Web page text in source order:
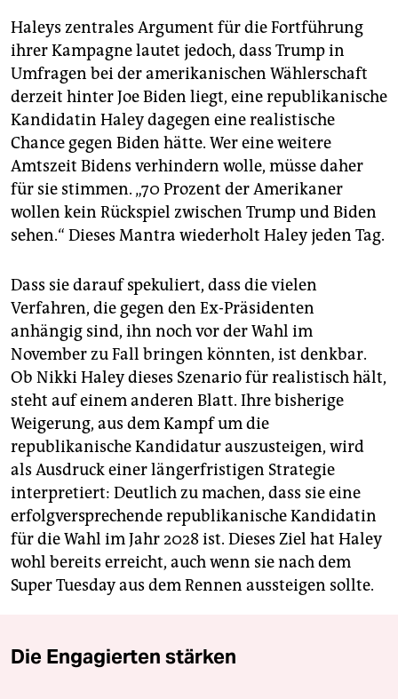
Haleys zentrales Argument für die Fortführung
ihrer Kampagne lautet jedoch, dass Trump in
Umfragen bei der amerikanischen Wählerschaft
derzeit hinter Joe Biden liegt, eine republikanische
Kandidatin Haley dagegen eine realistische
Chance gegen Biden hätte. Wer eine weitere
Amtszeit Bidens verhindern wolle, müsse daher
für sie stimmen. „70 Prozent der Amerikaner
wollen kein Rückspiel zwischen Trump und Biden
sehen.“ Dieses Mantra wiederholt Haley jeden Tag.
Dass sie darauf spekuliert, dass die vielen
Verfahren, die gegen den Ex-Präsidenten
anhängig sind, ihn noch vor der Wahl im
November zu Fall bringen könnten, ist denkbar.
Ob Nikki Haley dieses Szenario für realistisch hält,
steht auf einem anderen Blatt. Ihre bisherige
Weigerung, aus dem Kampf um die
republikanische Kandidatur auszusteigen, wird
als Ausdruck einer längerfristigen Strategie
interpretiert: Deutlich zu machen, dass sie eine
erfolgversprechende republikanische Kandidatin
für die Wahl im Jahr 2028 ist. Dieses Ziel hat Haley
wohl bereits erreicht, auch wenn sie nach dem
Super­ Tuesday aus dem Rennen aussteigen sollte.
Die Engagierten stärken